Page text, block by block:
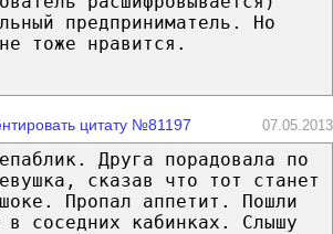
предприниматель. Но
тоже нравится.
цитату №81197 07.05.2013
Друга порадовала по
сказав что тот станет
Пропал аппетит. Пошли
в соседних кабинках. Слышу